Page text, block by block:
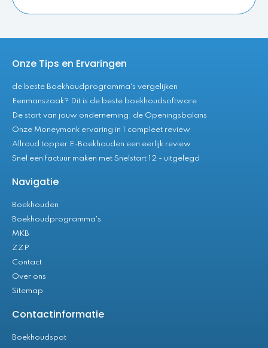
Onze Tips en Ervaringen
de beste Boekhoudprogramma's vergelijken
Eenmanszaak? Dit is de beste boekhoudsoftware
De start van jouw onderneming: de Openingsbalans
Onze Moneymonk ervaring in 1 compleet review
Allroud topper E-Boekhouden een eerlijk review
Snel een factuur maken met Snelstart 12 - uitgelegd
Navigatie
Boekhouden
Boekhoudprogramma's
MKB
ZZP
Contact
Over ons
Sitemap
Contactinformatie
Boekhoudspot